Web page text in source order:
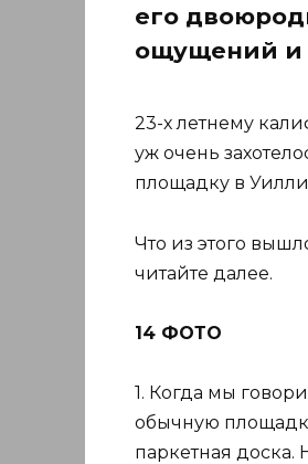
его
ощущений и
23-х летнему
уж очень
площадку в
Что из этого
читайте далее.
14 ФОТО
1. Когда мы
обычную
паркетная доска.